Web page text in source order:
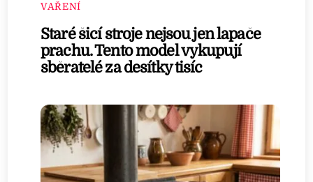
VAŘENÍ
Staré šicí stroje nejsou jen lapače
prachu. Tento model vykupují
sběratelé za desítky tisíc